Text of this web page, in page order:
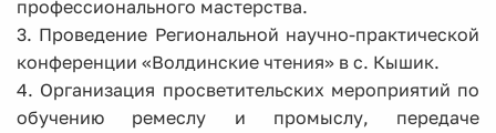
профессионального мастерства.
3. Проведение Региональной научно-практической
конференции «Волдинские чтения» в с. Кышик.
4. Организация просветительских мероприятий по
обучению ремеслу и промыслу, передаче